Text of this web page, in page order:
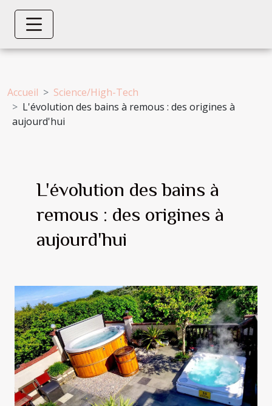
Accueil
Science/High-Tech
L'évolution des bains à remous : des origines à
aujourd'hui
L'évolution des bains à
remous : des origines à
aujourd'hui